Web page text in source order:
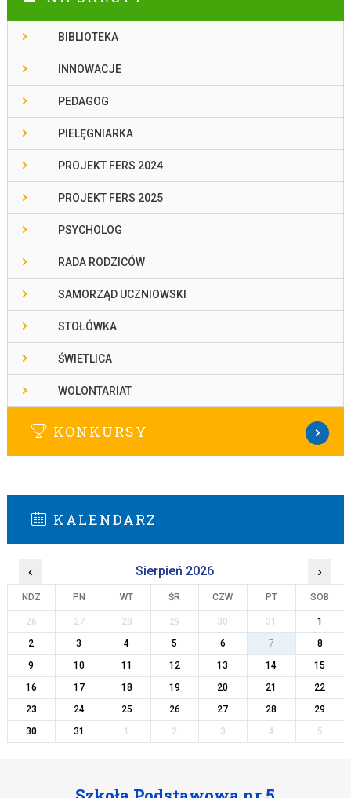
BIBLIOTEKA
INNOWACJE
PEDAGOG
PIELĘGNIARKA
PROJEKT FERS 2024
PROJEKT FERS 2025
PSYCHOLOG
RADA RODZICÓW
SAMORZĄD UCZNIOWSKI
STOŁÓWKA
ŚWIETLICA
WOLONTARIAT
KONKURSY
KALENDARZ
‹ Sierpień 2026 ›
NDZ PN WT ŚR CZW PT SOB
26 27 28 29 30 31
1
2
3 4 5 6 7
8
9
10 11 12 13 14
15
16
17 18 19 20 21
22
23
24 25 26 27 28
29
30
31 1 2 3 4 5